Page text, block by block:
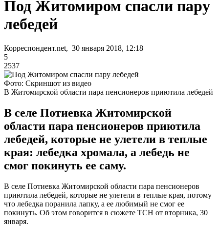
Под Житомиром спасли пару
лебедей
Корреспондент.net, 30 января 2018, 12:18
5
2537
Фото: Скриншот из видео
В Житомирской области пара пенсионеров приютила лебедей
В селе Потиевка Житомирской
области пара пенсионеров приютила
лебедей, которые не улетели в теплые
края: лебедка хромала, а лебедь не
смог покинуть ее саму.
В селе Потиевка Житомирской области пара пенсионеров
приютила лебедей, которые не улетели в теплые края, потому
что лебедка поранила лапку, а ее любимый не смог ее
покинуть. Об этом говорится в сюжете ТСН от вторника, 30
января.